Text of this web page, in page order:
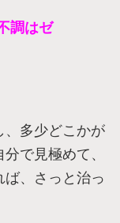
調はゼ
、多少どこかが
で見極めて、
、さっと治っ